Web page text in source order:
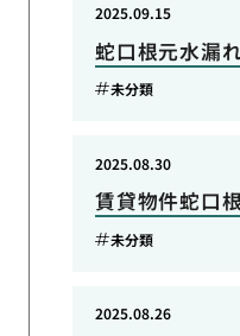
蛇口根元水漏
2025.09.15
未分類
賃貸物件蛇口
2025.08.30
未分類
2025.08.26